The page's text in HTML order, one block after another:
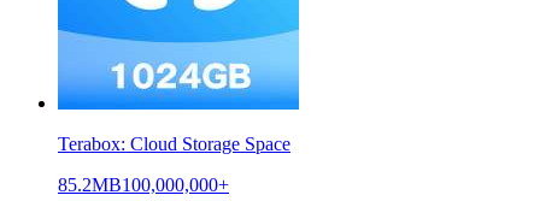
Terabox: Cloud Storage Space
85.2MB100,000,000+